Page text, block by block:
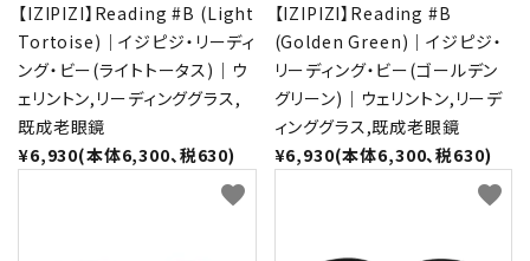
【IZIPIZI】Reading #B (Light
Tortoise)｜イジピジ・リーディ
ング・ビー(ライトトータス)｜ウ
ェリントン,リーディンググラス,
既成老眼鏡
¥6,930(本体6,300、税630)
【IZIPIZI】Reading #B
(Golden Green)｜イジピジ・
リーディング・ビー(ゴールデン
グリーン)｜ウェリントン,リーデ
ィンググラス,既成老眼鏡
¥6,930(本体6,300、税630)
favorite favorite